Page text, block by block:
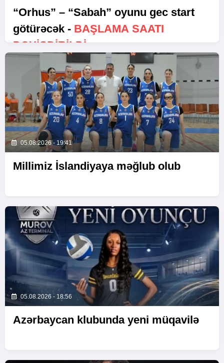
“Orhus” – “Sabah” oyunu gec start
götürəcək - BAŞLAMA SAATI
DƏYIŞDIRILDI
05.08.2026 - 19:41
Millimiz İslandiyaya məğlub olub
05.08.2026 - 18:56
Azərbaycan klubunda yeni müqavilə